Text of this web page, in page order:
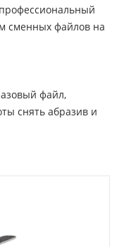
сменных файлов на
файл,
снять абразив и